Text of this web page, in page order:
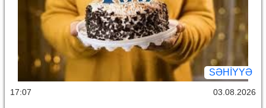
SƏHIYYƏ
17:07 03.08.2026